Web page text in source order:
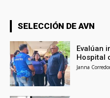
SELECCIÓN DE AVN
Evalúan
Hospital
Janna